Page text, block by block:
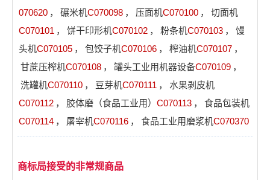
070620 ， 碾米机C070098 ， 压面机C070100 ，
切面机
C070101 ， 饼干印形机C070102 ， 粉条机C070103 ，
馒
头机C070105 ， 包饺子机C070106 ， 榨油机C070107 ，
甘蔗压榨机C070108 ， 罐头工业用机器设备C070109 ，
洗罐机C070110 ， 豆芽机C070111 ，
水果剥皮机
C070112 ， 胶体磨（食品工业用） C070113 ，
食品包装机
C070114 ， 屠宰机C070116 ， 食品工业用磨浆机C070370
商标局接受的非常规商品